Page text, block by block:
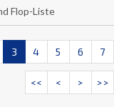
Flop-Liste
3 4 5 6 7
<< < > >>